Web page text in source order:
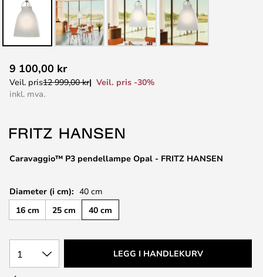
til
begynnelsen
Caravaggio™ P3 pendellampe Opal - FRITZ HANSEN
9 100,00 kr
Veil. pris12 999,00 kr
Veil. pris -30%
inkl. mva.
Diameter (i cm): 40 cm
16 cm
25 cm 40 cm
1 LEGG I HANDLEKURV